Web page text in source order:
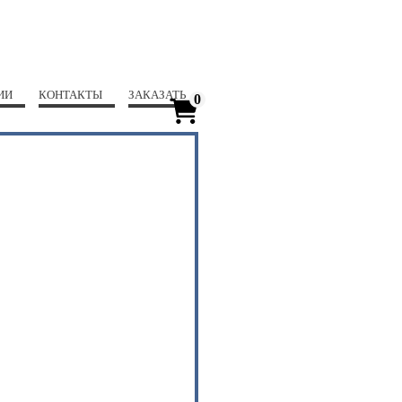
КОНТАКТЫ ЗАКАЗАТЬ 0